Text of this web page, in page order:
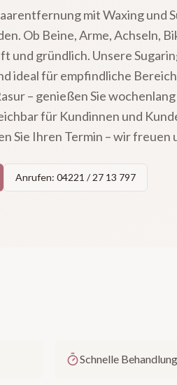
mit Waxing und
Ob Beine, Arme, Achseln,
und gründlich. Unsere
ideal für empfindliche
– genießen Sie
für Kundinnen und
Sie Ihren Termin – wir freuen
Anrufen: 04221 / 27 13 797
Schnelle